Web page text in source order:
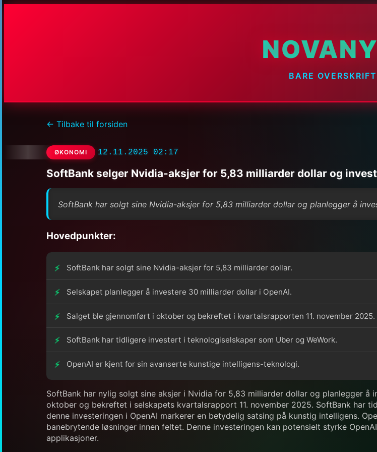
BARE
← Tilbake til forsiden
ØKONOMI 12.11.2025 02:17
SoftBank selger Nvidia-aksjer for 5,83 milliarder dollar og
SoftBank har solgt sine Nvidia-aksjer for 5,83 milliarder dollar og planlegger å
Hovedpunkter:
SoftBank har solgt sine Nvidia-aksjer for 5,83 milliarder dollar.
Selskapet planlegger å investere 30 milliarder dollar i OpenAI.
Salget ble gjennomført i oktober og bekreftet i kvartalsrapporten 11. november 2025.
SoftBank har tidligere investert i teknologiselskaper som Uber og WeWork.
OpenAI er kjent for sin avanserte kunstige intelligens-teknologi.
SoftBank har nylig solgt sine aksjer i Nvidia for 5,83 milliarder dollar og planlegger å
oktober og bekreftet i selskapets kvartalsrapport 11. november 2025. SoftBank har
denne investeringen i OpenAI markerer en betydelig satsing på kunstig intelligens.
banebrytende løsninger innen feltet. Denne investeringen kan potensielt styrke
applikasjoner.